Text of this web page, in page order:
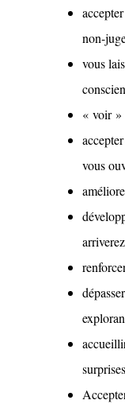
non-
vous
« voir »
vous
surprises